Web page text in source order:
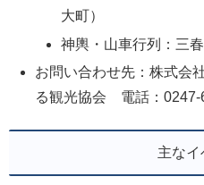
大町）
神輿・山車行列：三
お問い合わせ先：株式会
る観光協会 電話：0247-
主なイ